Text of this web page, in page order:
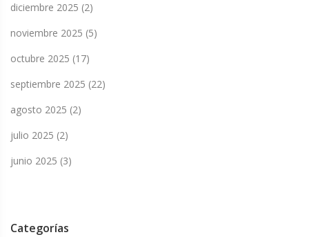
diciembre 2025 (2)
noviembre 2025 (5)
octubre 2025 (17)
septiembre 2025 (22)
agosto 2025 (2)
julio 2025 (2)
junio 2025 (3)
Categorías